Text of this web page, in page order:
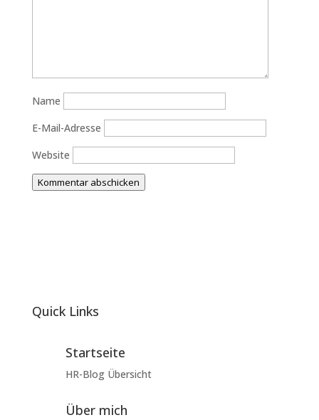
Name
E-Mail-Adresse
Website
Kommentar abschicken
Quick Links
Startseite
HR-Blog Übersicht
Über mich